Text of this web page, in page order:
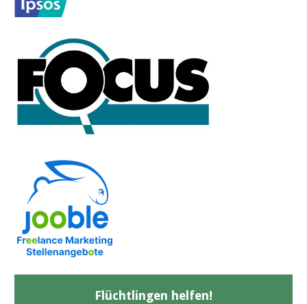
Flüchtlingen helfen!